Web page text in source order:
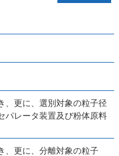
、更に、選別対象の粒子径
パレータ装置及び粉体原料
、更に、分離対象の粒子